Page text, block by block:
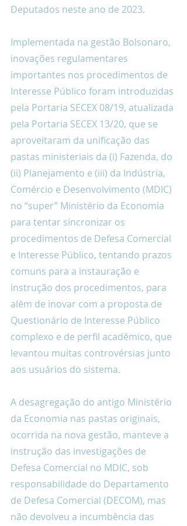
Deputados neste ano de 2023.
Implementada na gestão Bolsonaro,
inovações regulamentares
importantes nos procedimentos de
Interesse Público foram introduzidas
pela Portaria SECEX 08/19, atualizada
pela Portaria SECEX 13/20, que se
aproveitaram da unificação das
pastas ministeriais da (i) Fazenda, do
(ii) Planejamento e (iii) da Indústria,
Comércio e Desenvolvimento (MDIC)
no “super” Ministério da Economia
para tentar sincronizar os
procedimentos de Defesa Comercial
e Interesse Público, tentando prazos
comuns para a instauração e
instrução dos procedimentos, para
além de inovar com a proposta de
Questionário de Interesse Público
complexo e de perfil acadêmico, que
levantou muitas controvérsias junto
aos usuários do sistema.
A desagregação do antigo Ministério
da Economia nas pastas originais,
ocorrida na nova gestão, manteve a
instrução das investigações de
Defesa Comercial no MDIC, sob
responsabilidade do Departamento
de Defesa Comercial (DECOM), mas
não devolveu a incumbência das